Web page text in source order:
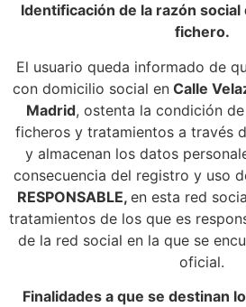
Identificación de la razón
fichero.
El usuario queda informado de
con domicilio social en Calle
Madrid, ostenta la condición
ficheros y tratamientos a través
y almacenan los datos
consecuencia del registro y uso
RESPONSABLE, en esta red
tratamientos de los que es
de la red social en la que se
oficial.
Finalidades a que se destinan